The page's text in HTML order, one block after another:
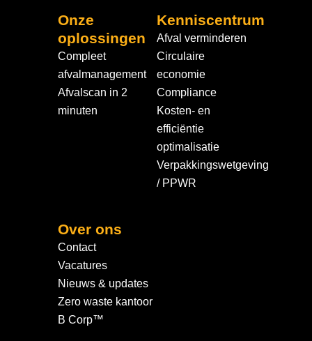
Onze
oplossingen
Compleet
afvalmanagement
Afvalscan in 2
minuten
Kenniscentrum
Afval verminderen
Circulaire
economie
Compliance
Kosten- en
efficiëntie
optimalisatie
Verpakkingswetgeving
/ PPWR
Over ons
Contact
Vacatures
Nieuws & updates
Zero waste kantoor
B Corp™